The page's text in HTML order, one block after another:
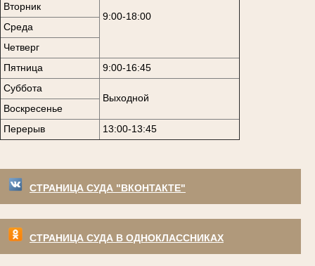
9:00-18:00
Вторник
Среда
Четверг
Пятница
9:00-16:45
Суббота
Выходной
Воскресенье
Перерыв
13:00-13:45
СТРАНИЦА СУДА "ВКОНТАКТЕ"
СТРАНИЦА СУДА В ОДНОКЛАССНИКАХ